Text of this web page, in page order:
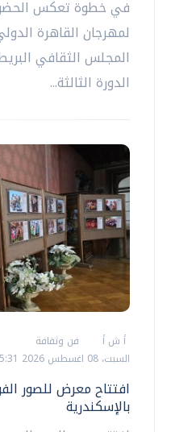
في خطوة تعكس
لمهرجان القاهرة
المجلس الثقافي
الدورة الثالثة...
أ ش أ
فن وثقافة
السبت، 08 اغسطس 2026 05:31 م
افتتاح معرض للصور
بالإسكندرية